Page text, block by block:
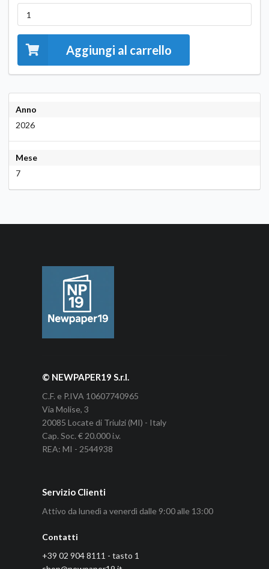
Aggiungi al carrello
Anno
2026
Mese
7
© NEWPAPER19 S.r.l.
C.F. e P.IVA 10607740965
Via Molise, 3
20085 Locate di Triulzi (MI) - Italy
Cap. Soc. € 20.000 i.v.
REA: MI - 2544938
Servizio Clienti
Attivo da lunedì a venerdì dalle 9:00 alle 13:00
Contatti
+39 02 904 8111 - tasto 1